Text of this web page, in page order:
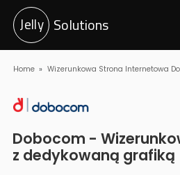
Jelly Solutions
Home Wizerunkowa Strona Internetowa
Dobocom -
z dedykowaną grafiką